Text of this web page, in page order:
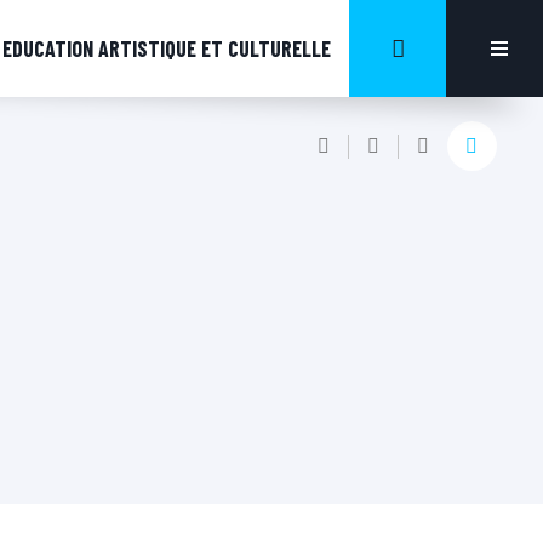
EDUCATION ARTISTIQUE ET CULTURELLE